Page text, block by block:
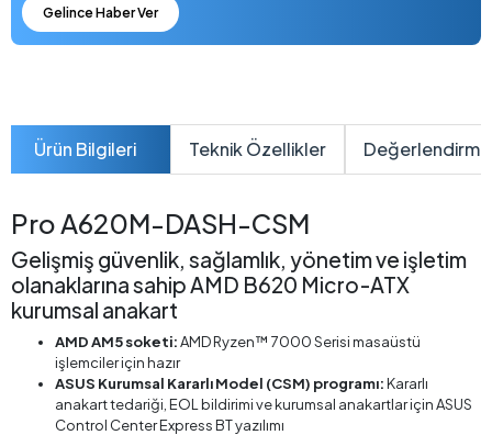
Gelince Haber Ver
Ürün Bilgileri Teknik Özellikler
Pro A620M-DASH-CSM
Gelişmiş güvenlik, sağlamlık, yönetim ve işletim
olanaklarına sahip AMD B620 Micro-ATX
kurumsal anakart
AMD AM5 soketi:AMD Ryzen™ 7000 Serisi masaüstü
işlemciler için hazır
ASUS Kurumsal Kararlı Model (CSM) programı:Kararlı
anakart tedariği, EOL bildirimi ve kurumsal anakartlar için ASUS
Control Center Express BT yazılımı